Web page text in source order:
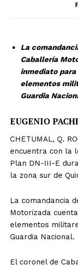
La
Caballería
inmediato
elementos
Guardia
EUGENIO
CHETUMAL, Q.
encuentra con la
Plan DN-III-E
la zona sur de
La comandancia
Motorizada
elementos
Guardia Nacional.
El coronel de